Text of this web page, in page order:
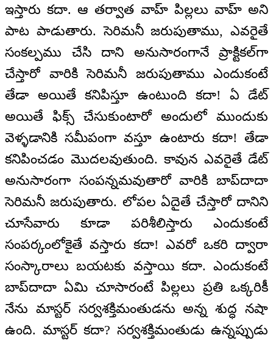
ఇస్తారు కదా. ఆ తర్వాత వాహ్‌ పిల్లలు వాహ్‌ అని
పాట పాడుతారు. సెరిమనీ జరుపుతాము, ఎవరైతే
సంకల్పము చేసి దాని అనుసారంగానే ప్రాక్టికల్‌గా
చేస్తారో వారికి సెరిమనీ జరుపుతాము ఎందుకంటే
తేడా అయితే కనిపిస్తూ ఉంటుంది కదా! ఏ డేట్‌
అయితే ఫిక్స్‌ చేసుకుంటారో అందులో ముందుకు
వెళ్ళడానికి సమీపంగా వస్తూ ఉంటారు కదా! తేడా
కనిపించడం మొదలవుతుంది. కావున ఎవరైతే డేట్‌
అనుసారంగా సంపన్నమవుతారో వారికి బాప్‌దాదా
సెరిమనీ జరుపుతారు. లోపల ఏదైతే చేస్తారో దానిని
చూసేవారు కూడా పరిశీలిస్తారు ఎందుకంటే
సంపర్కంలోకైతే వస్తారు కదా! ఎవరో ఒకరి ద్వారా
సంస్కారాలు బయటకు వస్తాయి కదా. ఎందుకంటే
బాప్‌దాదా ఏమి చూసారంటే పిల్లలు ప్రతి ఒక్కరికీ
నేను మాస్టర్‌ సర్వశక్తిమంతుడను అన్న శుద్ధ నషా
ఉంది. మాస్టర్‌ కదా? సర్వశక్తిమంతుడు ఉన్నప్పుడు